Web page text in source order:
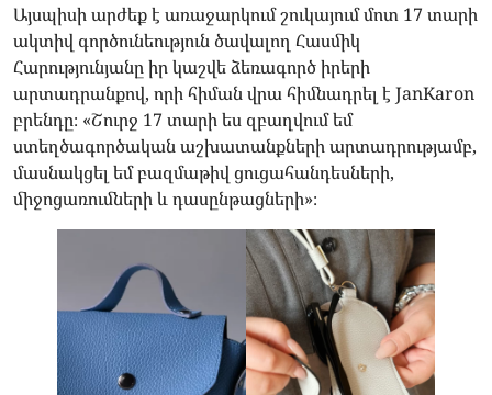
Այսպիսի արժեք է առաջարկում շուկայում մոտ 17 տարի
ակտիվ գործունեություն ծավալող Հասմիկ
Հարությունյանը իր կաշվե ձեռագործ իրերի
արտադրանքով, որի հիման վրա հիմնադրել է JanKaron
բրենդը։ «Շուրջ 17 տարի ես զբաղվում եմ
ստեղծագործական աշխատանքների արտադրությամբ,
մասնակցել եմ բազմաթիվ ցուցահանդեսների,
միջոցառումների և դասընթացների»։